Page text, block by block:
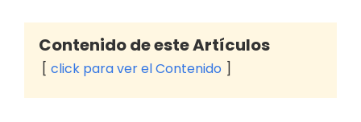
Contenido de este Artículos
click para ver el Contenido